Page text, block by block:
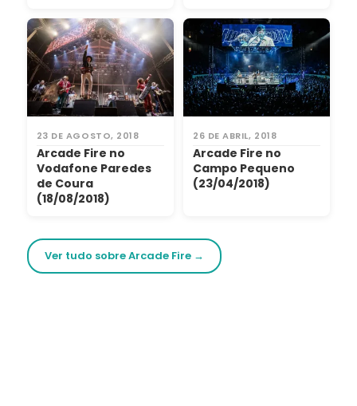
23 DE AGOSTO, 2018
Arcade Fire no
Vodafone Paredes
de Coura
(18/08/2018)
26 DE ABRIL, 2018
Arcade Fire no
Campo Pequeno
(23/04/2018)
Ver tudo sobre Arcade Fire →